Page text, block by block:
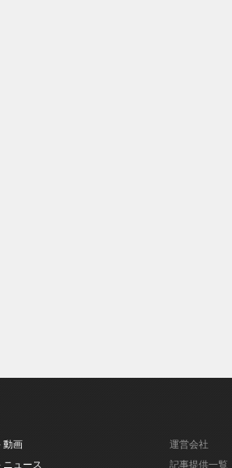
動画
ニュース
運営会社
記事提供一覧